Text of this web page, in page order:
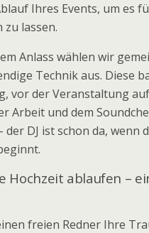
Ihres Events, um es
zu lassen.
Anlass wählen wir
Technik aus. Diese
vor der Veranstaltung
Arbeit und dem
DJ ist schon da, wenn
Hochzeit ablaufen –
freien Redner Ihre